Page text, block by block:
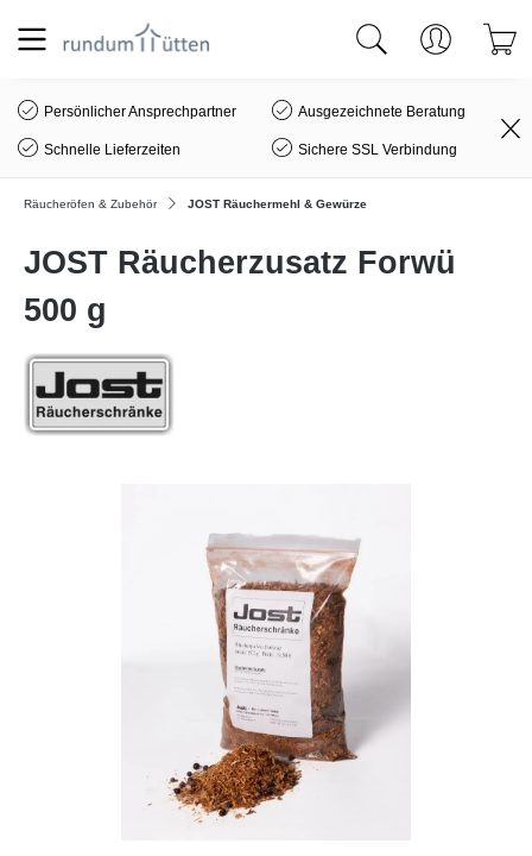
springen
Persönlicher Ansprechpartner Ausgezeichnete Beratung
Schnelle Lieferzeiten Sichere SSL Verbindung
Räucheröfen & Zubehör JOST Räuchermehl & Gewürze
JOST Räucherzusatz Forwü
500 g